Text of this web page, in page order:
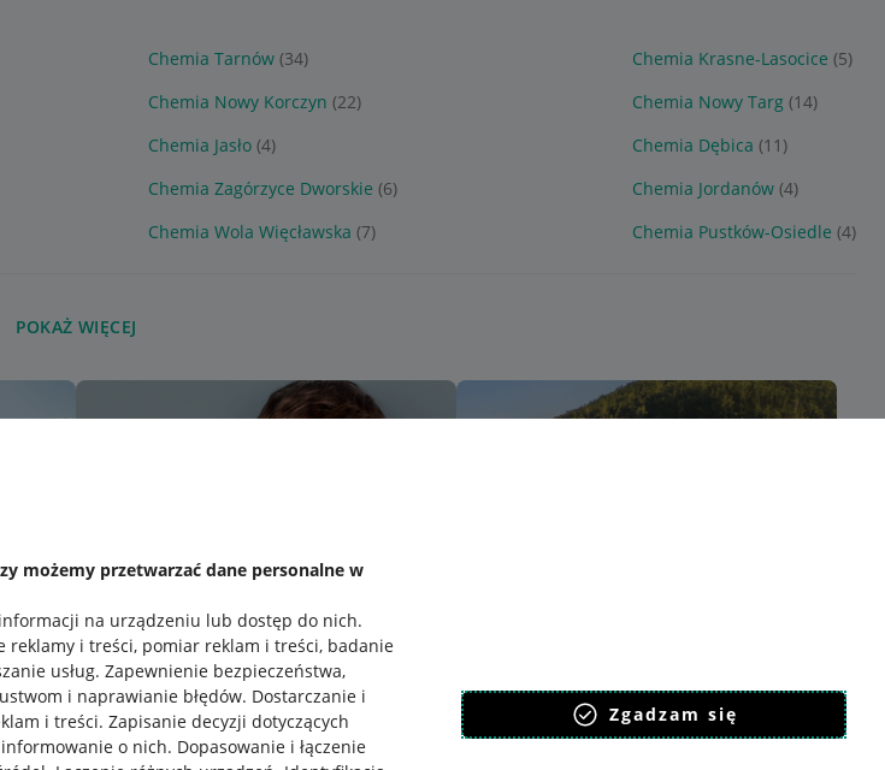
możemy przetwarzać dane personalne w
na urządzeniu lub dostęp do nich.
reklamy i treści, pomiar reklam i treści, badanie
usług. Zapewnienie bezpieczeństwa,
i naprawianie błędów. Dostarczanie i
i treści. Zapisanie decyzji dotyczących
o nich. Dopasowanie i łączenie
Zgadzam się
Chemia Tarnów (34) Chemia Krasne-Lasocice (5)
Chemia Nowy Korczyn (22) Chemia Nowy Targ (14)
Chemia Jasło (4) Chemia Dębica (11)
Chemia Zagórzyce Dworskie (6) Chemia Jordanów (4)
Chemia Wola Więcławska (7) Chemia Pustków-Osiedle (4)
POKAŻ WIĘCEJ